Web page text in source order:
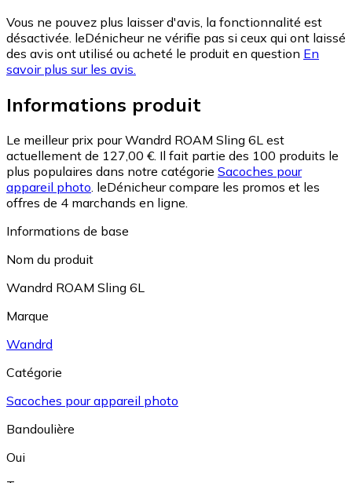
Vous ne pouvez plus laisser d'avis, la fonctionnalité est
désactivée. leDénicheur ne vérifie pas si ceux qui ont laissé
des avis ont utilisé ou acheté le produit en question En
savoir plus sur les avis.
Informations produit
Le meilleur prix pour Wandrd ROAM Sling 6L est
actuellement de 127,00 €. Il fait partie des 100 produits le
plus populaires dans notre catégorie Sacoches pour
appareil photo. leDénicheur compare les promos et les
offres de 4 marchands en ligne.
Informations de base
Nom du produit
Wandrd ROAM Sling 6L
Marque
Wandrd
Catégorie
Sacoches pour appareil photo
Bandoulière
Oui